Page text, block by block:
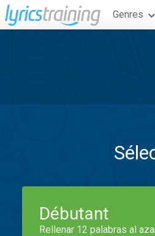
Genres
Débutant
Rellenar 12 palabras al